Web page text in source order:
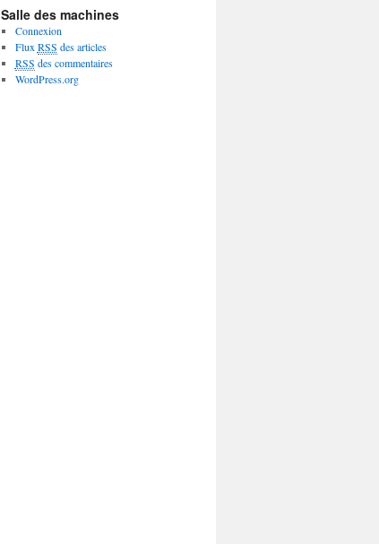
Salle des machines
Connexion
Flux RSS des articles
RSS des commentaires
WordPress.org